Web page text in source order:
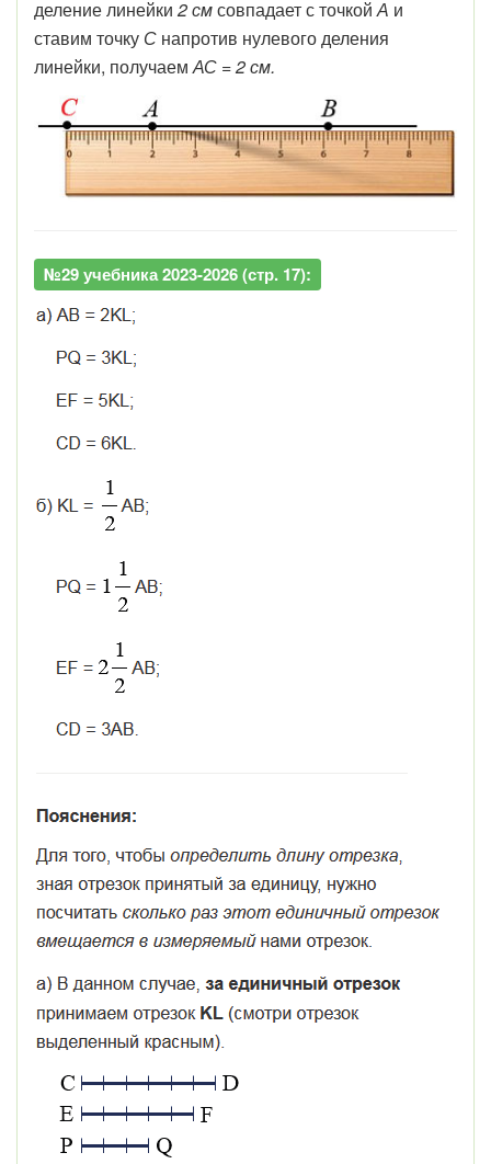
деление линейки 2 смсовпадает с точкойА и
ставим точку С напротив нулевого деления
линейки, получаемАС = 2 см.
№29 учебника 2023-2026 (стр. 17):